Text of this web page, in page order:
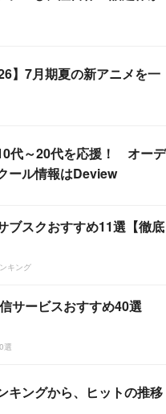
】7月期夏の新アニメを一
代～20代を応援！ オーデ
ール情報はDeview
ブスクおすすめ11選【徹底
キング
サービスおすすめ40選
選
キングから、ヒットの推移